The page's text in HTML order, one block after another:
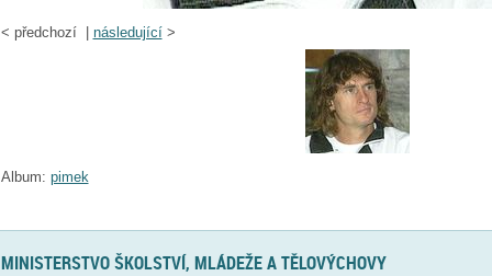
< předchozí | následující>
Album: pimek
MINISTERSTVO ŠKOLSTVÍ, MLÁDEŽE A TĚLOVÝCHOVY